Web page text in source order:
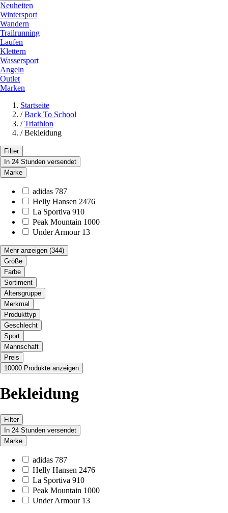
Neuheiten
Wintersport
Wandern
Trailrunning
Laufen
Klettern
Wassersport
Angeln
Outlet
Marken
Startseite
/ Back To School
/ Triathlon
/ Bekleidung
Filter
In 24 Stunden versendet
Marke
adidas 787
Helly Hansen 2476
La Sportiva 910
Peak Mountain 1000
Under Armour 13
Mehr anzeigen (344)
Größe
Farbe
Sortiment
Altersgruppe
Merkmal
Produkttyp
Geschlecht
Sport
Mannschaft
Preis
10000 Produkte anzeigen
Bekleidung
Filter
In 24 Stunden versendet
Marke
adidas 787
Helly Hansen 2476
La Sportiva 910
Peak Mountain 1000
Under Armour 13